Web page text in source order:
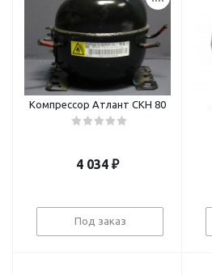
Компрессор Атлант СКН 80
4 034 ₽
Под заказ